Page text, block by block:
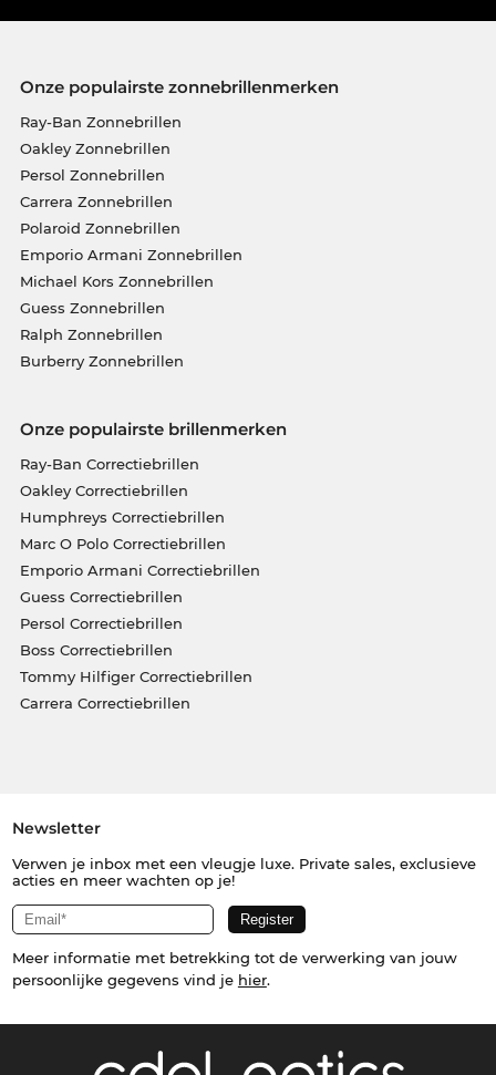
Onze populairste zonnebrillenmerken
Ray-Ban Zonnebrillen
Oakley Zonnebrillen
Persol Zonnebrillen
Carrera Zonnebrillen
Polaroid Zonnebrillen
Emporio Armani Zonnebrillen
Michael Kors Zonnebrillen
Guess Zonnebrillen
Ralph Zonnebrillen
Burberry Zonnebrillen
Onze populairste brillenmerken
Ray-Ban Correctiebrillen
Oakley Correctiebrillen
Humphreys Correctiebrillen
Marc O Polo Correctiebrillen
Emporio Armani Correctiebrillen
Guess Correctiebrillen
Persol Correctiebrillen
Boss Correctiebrillen
Tommy Hilfiger Correctiebrillen
Carrera Correctiebrillen
Newsletter
Verwen je inbox met een vleugje luxe. Private sales, exclusieve
acties en meer wachten op je!
Meer informatie met betrekking tot de verwerking van jouw
persoonlijke gegevens vind je hier.